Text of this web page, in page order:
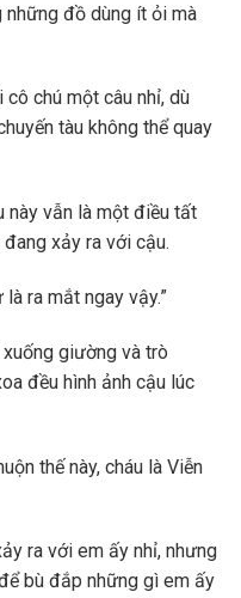
đồ dùng ít ỏi mà
cô chú một câu nhỉ, dù
tàu không thể quay
này vẫn là một điều tất
xảy ra với cậu.
ra mắt ngay vậy.”
giường và trò
đều hình ảnh cậu lúc
thế này, cháu là Viễn
ra với em ấy nhỉ, nhưng
bù đắp những gì em ấy